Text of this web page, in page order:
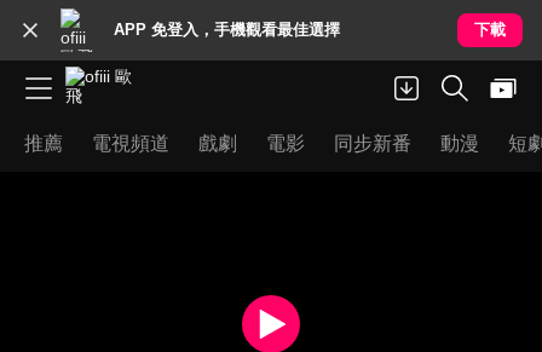
APP 免登入，手機觀看最佳選擇 下載
推薦 電視頻道 戲劇 電影 同步新番 動漫 短